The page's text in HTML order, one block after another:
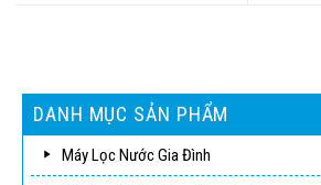
DANH MỤC SẢN PHẨM
Máy Lọc Nước Gia Đình